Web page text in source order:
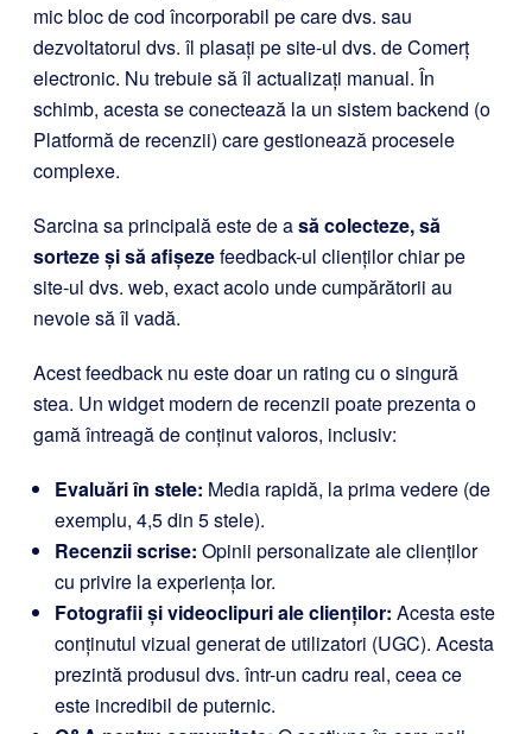
mic bloc de cod încorporabil pe care dvs. sau
dezvoltatorul dvs. îl plasați pe site-ul dvs. de Comerț
electronic. Nu trebuie să îl actualizați manual. În
schimb, acesta se conectează la un sistem backend (o
Platformă de recenzii) care gestionează procesele
complexe.
Sarcina sa principală este de asă colecteze, să
sorteze și să afișezefeedback-ul clienților chiar pe
site-ul dvs. web, exact acolo unde cumpărătorii au
nevoie să îl vadă.
Acest feedback nu este doar un rating cu o singură
stea. Un widget modern de recenzii poate prezenta o
gamă întreagă de conținut valoros, inclusiv:
Evaluări în stele: Media rapidă, la prima vedere (de
exemplu, 4,5 din 5 stele).
Recenzii scrise: Opinii personalizate ale clienților
cu privire la experiența lor.
Fotografii și videoclipuri ale clienților: Acesta este
conținutul vizual generat de utilizatori (UGC). Acesta
prezintă produsul dvs. într-un cadru real, ceea ce
este incredibil de puternic.